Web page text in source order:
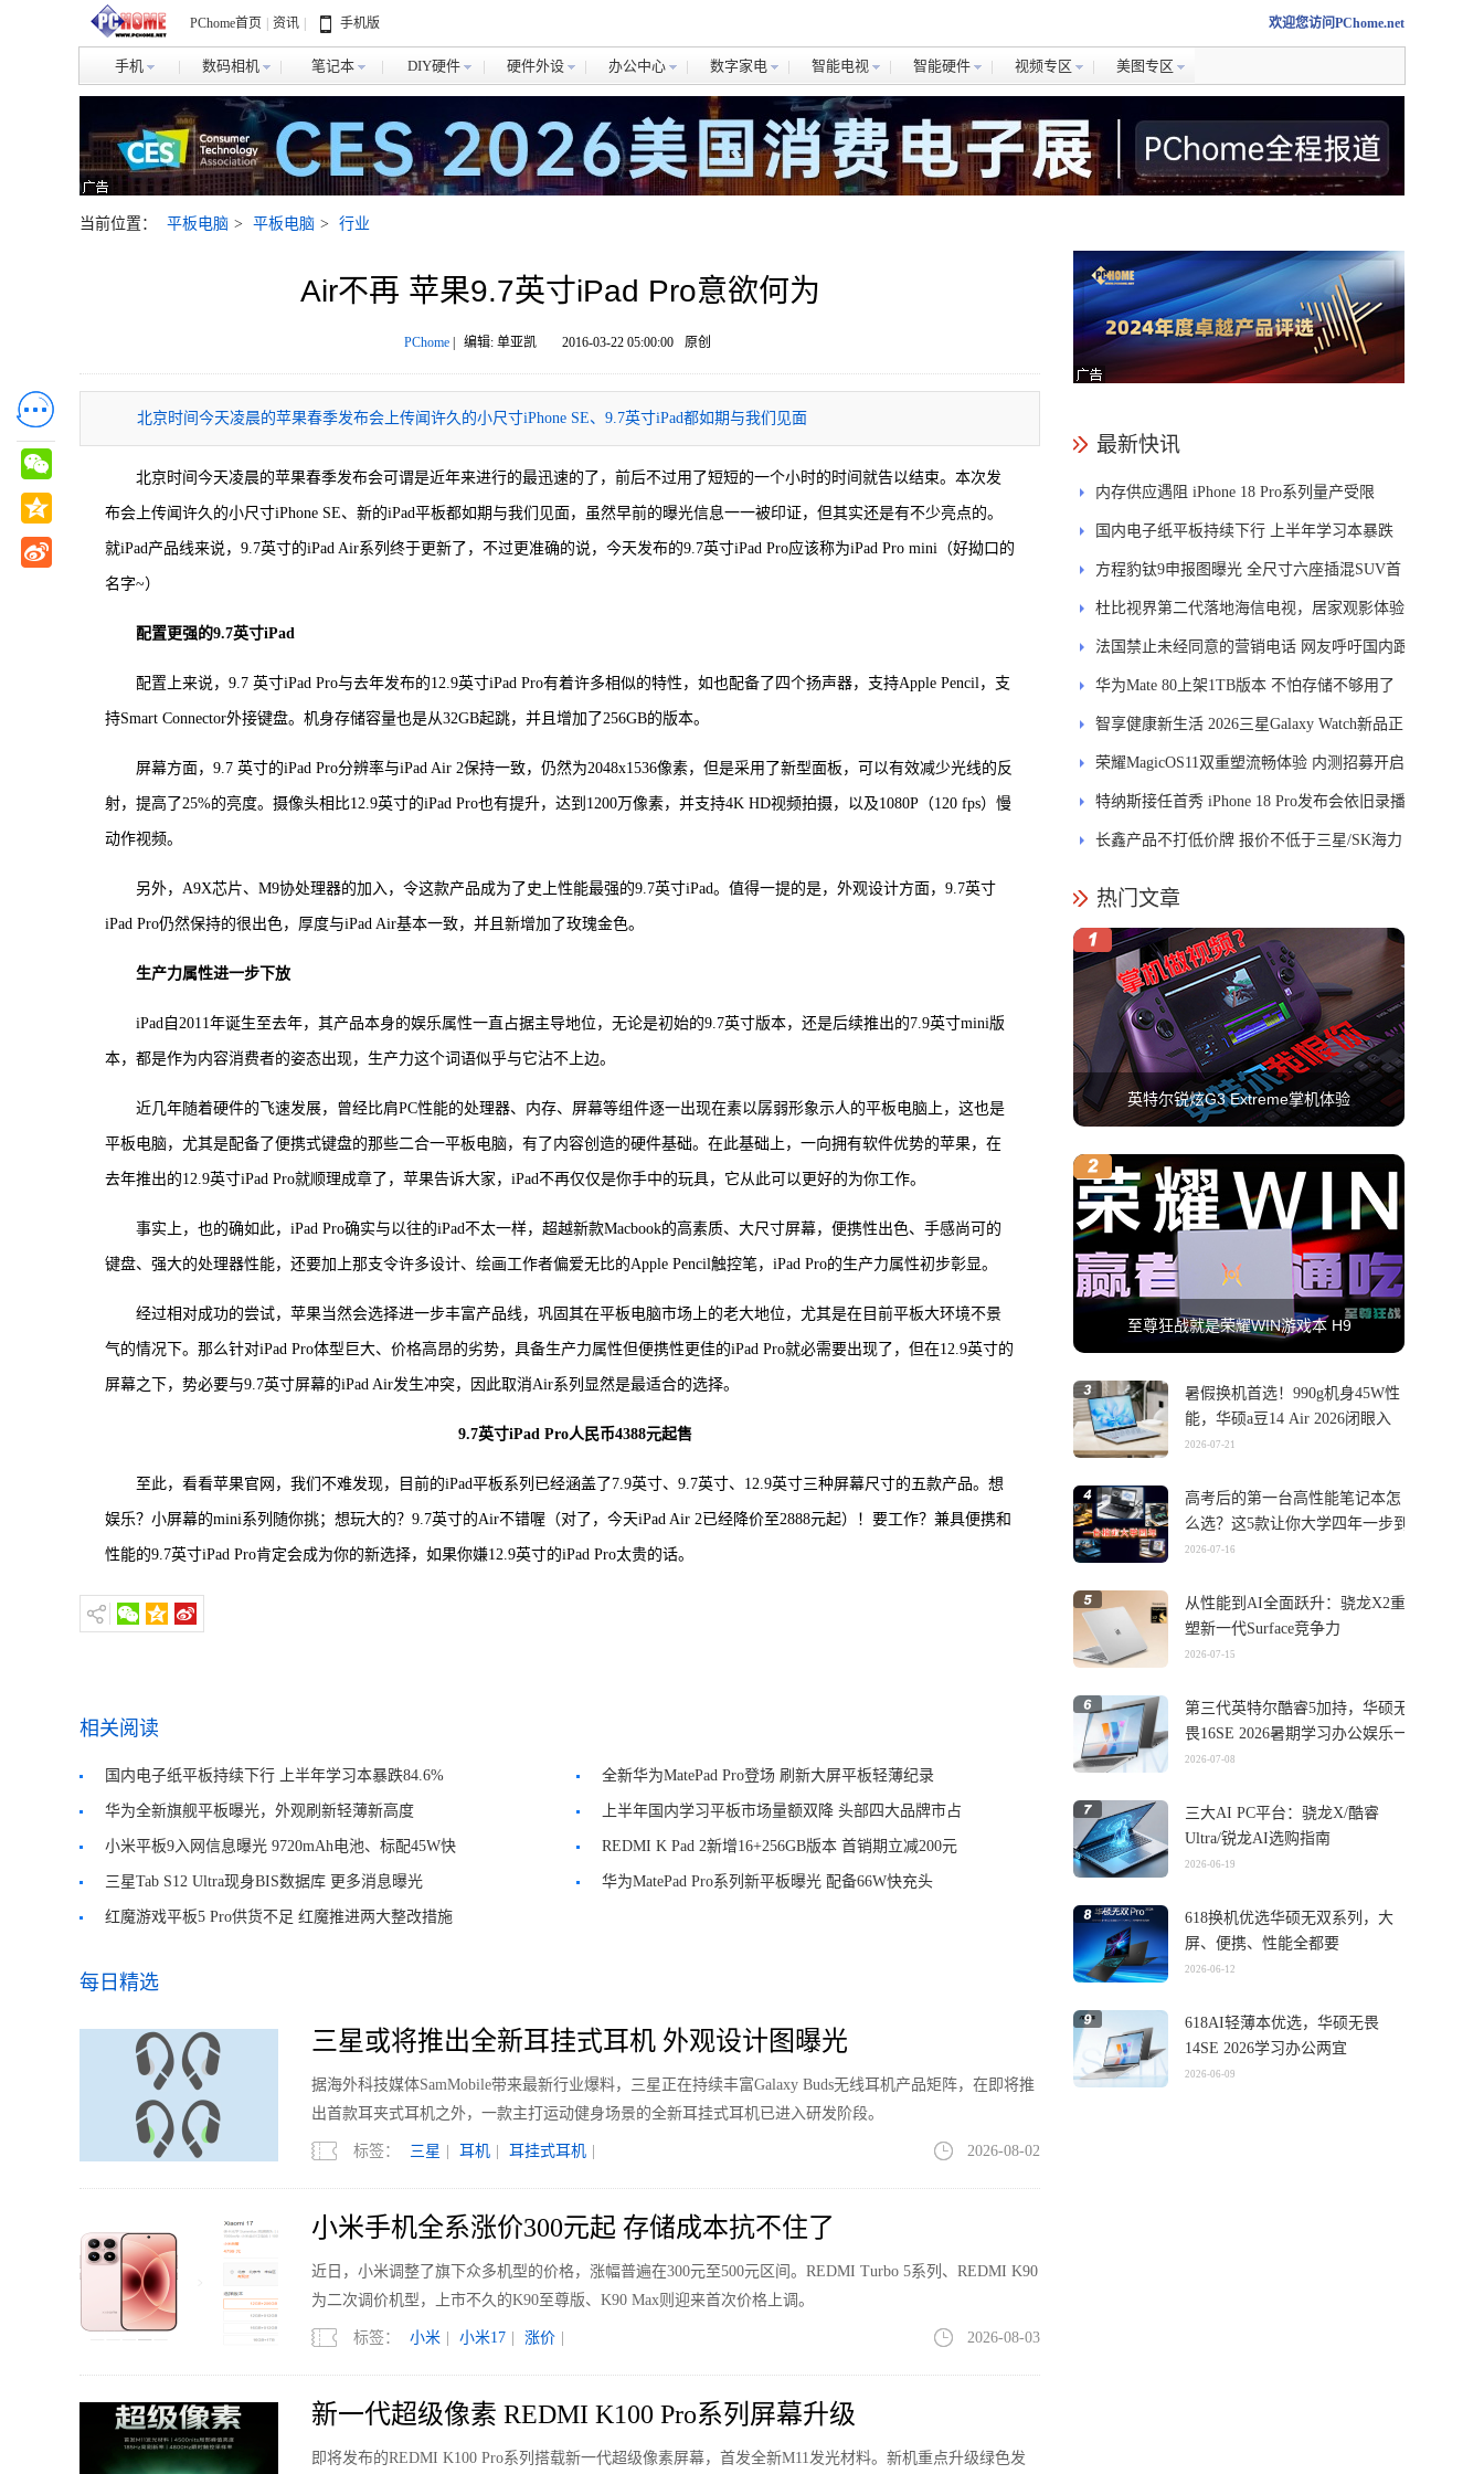
PChome首页 资讯 手机版 欢迎您访问PChome.net
手机 数码相机 笔记本 DIY硬件 硬件外设 办公中心 数字家电 智能电视 智能硬件 视频专区 美图专区
当前位置： 平板电脑 > 平板电脑 > 行业
Air不再 苹果9.7英寸iPad Pro意欲何为
PChome| 编辑: 单亚凯 2016-03-22 05:00:00 原创
北京时间今天凌晨的苹果春季发布会上传闻许久的小尺寸iPhone SE、9.7英寸iPad都如期与我们见面
北京时间今天凌晨的苹果春季发布会可谓是近年来进行的最迅速的了，前后不过用了短短的一个小时的时间就告以结束。本次发
布会上传闻许久的小尺寸iPhone SE、新的iPad平板都如期与我们见面，虽然早前的曝光信息一一被印证，但其实还是有不少亮点的。
就iPad产品线来说，9.7英寸的iPad Air系列终于更新了，不过更准确的说，今天发布的9.7英寸iPad Pro应该称为iPad Pro mini（好拗口的
名字~）
配置更强的9.7英寸iPad
配置上来说，9.7 英寸iPad Pro与去年发布的12.9英寸iPad Pro有着许多相似的特性，如也配备了四个扬声器，支持Apple Pencil，支
持Smart Connector外接键盘。机身存储容量也是从32GB起跳，并且增加了256GB的版本。
屏幕方面，9.7 英寸的iPad Pro分辨率与iPad Air 2保持一致，仍然为2048x1536像素，但是采用了新型面板，可以有效减少光线的反
射，提高了25%的亮度。摄像头相比12.9英寸的iPad Pro也有提升，达到1200万像素，并支持4K HD视频拍摄，以及1080P（120 fps）慢
动作视频。
另外，A9X芯片、M9协处理器的加入，令这款产品成为了史上性能最强的9.7英寸iPad。值得一提的是，外观设计方面，9.7英寸
iPad Pro仍然保持的很出色，厚度与iPad Air基本一致，并且新增加了玫瑰金色。
生产力属性进一步下放
iPad自2011年诞生至去年，其产品本身的娱乐属性一直占据主导地位，无论是初始的9.7英寸版本，还是后续推出的7.9英寸mini版
本，都是作为内容消费者的姿态出现，生产力这个词语似乎与它沾不上边。
近几年随着硬件的飞速发展，曾经比肩PC性能的处理器、内存、屏幕等组件逐一出现在素以孱弱形象示人的平板电脑上，这也是
平板电脑，尤其是配备了便携式键盘的那些二合一平板电脑，有了内容创造的硬件基础。在此基础上，一向拥有软件优势的苹果，在
去年推出的12.9英寸iPad Pro就顺理成章了，苹果告诉大家，iPad不再仅仅是你手中的玩具，它从此可以更好的为你工作。
事实上，也的确如此，iPad Pro确实与以往的iPad不太一样，超越新款Macbook的高素质、大尺寸屏幕，便携性出色、手感尚可的
键盘、强大的处理器性能，还要加上那支令许多设计、绘画工作者偏爱无比的Apple Pencil触控笔，iPad Pro的生产力属性初步彰显。
经过相对成功的尝试，苹果当然会选择进一步丰富产品线，巩固其在平板电脑市场上的老大地位，尤其是在目前平板大环境不景
气的情况下。那么针对iPad Pro体型巨大、价格高昂的劣势，具备生产力属性但便携性更佳的iPad Pro就必需要出现了，但在12.9英寸的
屏幕之下，势必要与9.7英寸屏幕的iPad Air发生冲突，因此取消Air系列显然是最适合的选择。
9.7英寸iPad Pro人民币4388元起售
至此，看看苹果官网，我们不难发现，目前的iPad平板系列已经涵盖了7.9英寸、9.7英寸、12.9英寸三种屏幕尺寸的五款产品。想
娱乐？小屏幕的mini系列随你挑；想玩大的？9.7英寸的Air不错喔（对了，今天iPad Air 2已经降价至2888元起）！要工作？兼具便携和
性能的9.7英寸iPad Pro肯定会成为你的新选择，如果你嫌12.9英寸的iPad Pro太贵的话。
相关阅读
国内电子纸平板持续下行 上半年学习本暴跌84.6% 全新华为MatePad Pro登场 刷新大屏平板轻薄纪录
华为全新旗舰平板曝光，外观刷新轻薄新高度 上半年国内学习平板市场量额双降 头部四大品牌市占
率近八成
小米平板9入网信息曝光 9720mAh电池、标配45W快
充头
REDMI K Pad 2新增16+256GB版本 首销期立减200元
三星Tab S12 Ultra现身BIS数据库 更多消息曝光 华为MatePad Pro系列新平板曝光 配备66W快充头
红魔游戏平板5 Pro供货不足 红魔推进两大整改措施
每日精选
三星或将推出全新耳挂式耳机 外观设计图曝光
据海外科技媒体SamMobile带来最新行业爆料，三星正在持续丰富Galaxy Buds无线耳机产品矩阵，在即将推
出首款耳夹式耳机之外，一款主打运动健身场景的全新耳挂式耳机已进入研发阶段。
标签： 三星 耳机 耳挂式耳机 2026-08-02
小米手机全系涨价300元起 存储成本抗不住了
近日，小米调整了旗下众多机型的价格，涨幅普遍在300元至500元区间。REDMI Turbo 5系列、REDMI K90
为二次调价机型，上市不久的K90至尊版、K90 Max则迎来首次价格上调。
标签： 小米 小米17 涨价 2026-08-03
新一代超级像素 REDMI K100 Pro系列屏幕升级
即将发布的REDMI K100 Pro系列搭载新一代超级像素屏幕，首发全新M11发光材料。新机重点升级绿色发
最新快讯
内存供应遇阻 iPhone 18 Pro系列量产受限
国内电子纸平板持续下行 上半年学习本暴跌
84.6%
方程豹钛9申报图曝光 全尺寸六座插混SUV首
发DMS
杜比视界第二代落地海信电视，居家观影体验
能迎来哪些升级？
法国禁止未经同意的营销电话 网友呼吁国内跟
进
华为Mate 80上架1TB版本 不怕存储不够用了
智享健康新生活 2026三星Galaxy Watch新品正
式开售
荣耀MagicOS11双重塑流畅体验 内测招募开启
特纳斯接任首秀 iPhone 18 Pro发布会依旧录播
长鑫产品不打低价牌 报价不低于三星/SK海力
热门文章
英特尔锐炫G3 Extreme掌机体验
至尊狂战就是荣耀WIN游戏本 H9
暑假换机首选！990g机身45W性
能，华硕a豆14 Air 2026闭眼入
2026-07-21
高考后的第一台高性能笔记本怎
么选？这5款让你大学四年一步到
位
2026-07-16
从性能到AI全面跃升：骁龙X2重
塑新一代Surface竞争力
2026-07-15
第三代英特尔酷睿5加持，华硕无
畏16SE 2026暑期学习办公娱乐一
机搞定
2026-07-08
三大AI PC平台：骁龙X/酷睿
Ultra/锐龙AI选购指南
2026-06-19
618换机优选华硕无双系列，大
屏、便携、性能全都要
2026-06-12
618AI轻薄本优选，华硕无畏
14SE 2026学习办公两宜
2026-06-09